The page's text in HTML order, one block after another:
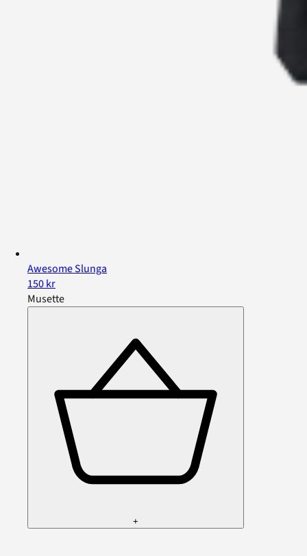
Awesome Slunga
150 kr
Musette
+